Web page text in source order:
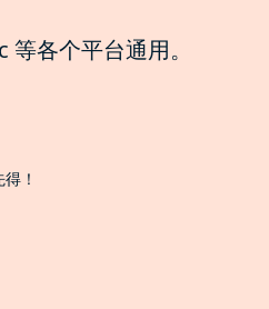
各个平台通用。
！